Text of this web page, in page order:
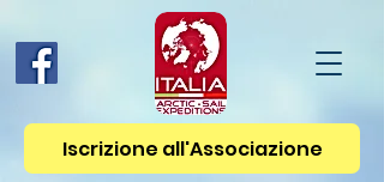
Iscrizione all'Associazione